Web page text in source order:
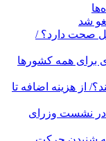
شد
بین‌الملل صحت دارد؟ /
برای همه کشورها
از هزینه اضافه تا
در نشست وزرای